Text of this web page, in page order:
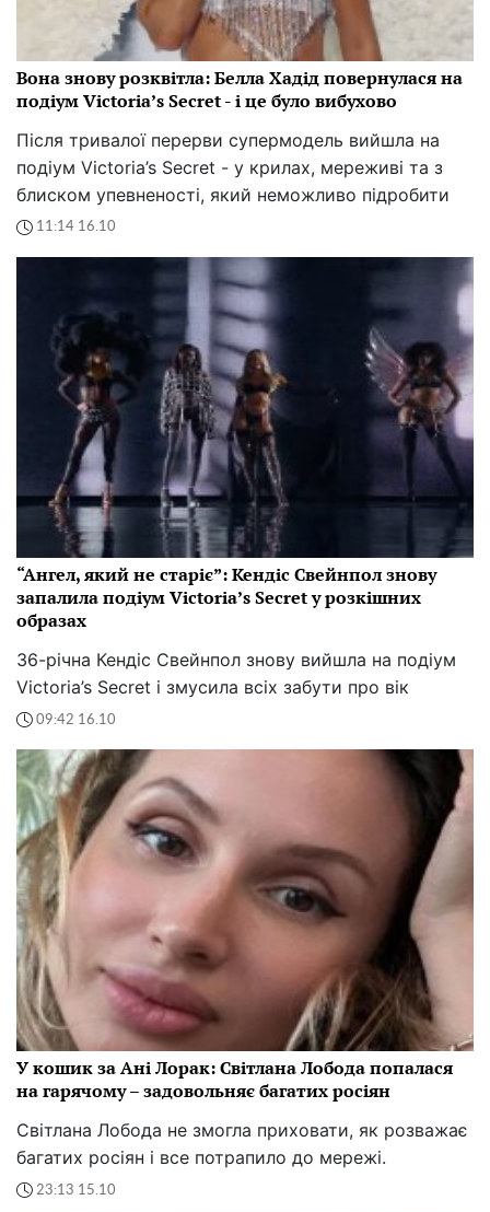
Вона знову розквітла: Белла Хадід повернулася на
подіум Victoria’s Secret - і це було вибухово
Після тривалої перерви супермодель вийшла на
подіум Victoria’s Secret - у крилах, мереживі та з
блиском упевненості, який неможливо підробити
11:14 16.10
“Ангел, який не старіє”: Кендіс Свейнпол знову
запалила подіум Victoria’s Secret у розкішних
образах
36-річна Кендіс Свейнпол знову вийшла на подіум
Victoria’s Secret і змусила всіх забути про вік
09:42 16.10
У кошик за Ані Лорак: Світлана Лобода попалася
на гарячому – задовольняє багатих росіян
Світлана Лобода не змогла приховати, як розважає
багатих росіян і все потрапило до мережі.
23:13 15.10